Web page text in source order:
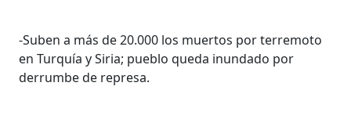
-Suben a más de 20.000 los muertos por terremoto
en Turquía y Siria; pueblo queda inundado por
derrumbe de represa.